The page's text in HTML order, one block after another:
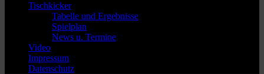
Tischkicker
Tabelle und Ergebnisse
Spielplan
News u. Termine
Video
Impressum
Datenschutz